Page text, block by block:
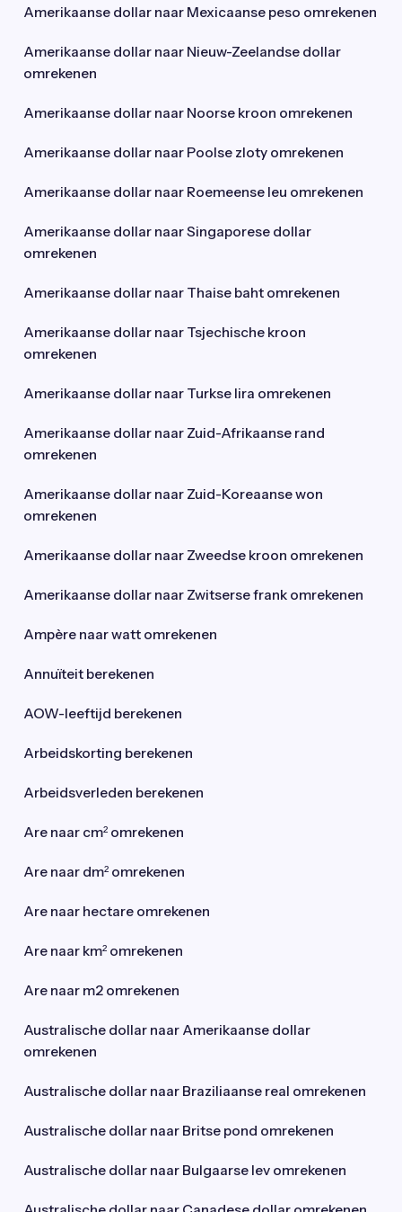
Amerikaanse dollar naar Mexicaanse peso omrekenen
Amerikaanse dollar naar Nieuw-Zeelandse dollar
omrekenen
Amerikaanse dollar naar Noorse kroon omrekenen
Amerikaanse dollar naar Poolse zloty omrekenen
Amerikaanse dollar naar Roemeense leu omrekenen
Amerikaanse dollar naar Singaporese dollar
omrekenen
Amerikaanse dollar naar Thaise baht omrekenen
Amerikaanse dollar naar Tsjechische kroon
omrekenen
Amerikaanse dollar naar Turkse lira omrekenen
Amerikaanse dollar naar Zuid-Afrikaanse rand
omrekenen
Amerikaanse dollar naar Zuid-Koreaanse won
omrekenen
Amerikaanse dollar naar Zweedse kroon omrekenen
Amerikaanse dollar naar Zwitserse frank omrekenen
Ampère naar watt omrekenen
Annuïteit berekenen
AOW-leeftijd berekenen
Arbeidskorting berekenen
Arbeidsverleden berekenen
Are naar cm² omrekenen
Are naar dm² omrekenen
Are naar hectare omrekenen
Are naar km² omrekenen
Are naar m2 omrekenen
Australische dollar naar Amerikaanse dollar
omrekenen
Australische dollar naar Braziliaanse real omrekenen
Australische dollar naar Britse pond omrekenen
Australische dollar naar Bulgaarse lev omrekenen